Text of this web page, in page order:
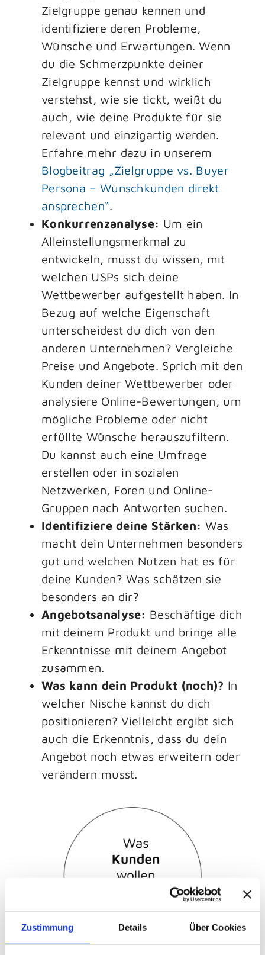
Zustimmung Details Über Cookies
Zielgruppe genau kennen und
identifiziere deren Probleme,
Wünsche und Erwartungen. Wenn
du die Schmerzpunkte deiner
Zielgruppe kennst und wirklich
verstehst, wie sie tickt, weißt du
auch, wie deine Produkte für sie
relevant und einzigartig werden.
Erfahre mehr dazu in unserem
Blogbeitrag „Zielgruppe vs. Buyer
Persona – Wunschkunden direkt
ansprechen“.
Konkurrenzanalyse: Um ein
Alleinstellungsmerkmal zu
entwickeln, musst du wissen, mit
welchen USPs sich deine
Wettbewerber aufgestellt haben. In
Bezug auf welche Eigenschaft
unterscheidest du dich von den
anderen Unternehmen? Vergleiche
Preise und Angebote. Sprich mit den
Kunden deiner Wettbewerber oder
analysiere Online-Bewertungen, um
mögliche Probleme oder nicht
erfüllte Wünsche herauszufiltern.
Du kannst auch eine Umfrage
erstellen oder in sozialen
Netzwerken, Foren und Online-
Gruppen nach Antworten suchen.
Identifiziere deine Stärken: Was
macht dein Unternehmen besonders
gut und welchen Nutzen hat es für
deine Kunden? Was schätzen sie
besonders an dir?
Angebotsanalyse: Beschäftige dich
mit deinem Produkt und bringe alle
Erkenntnisse mit deinem Angebot
zusammen.
Was kann dein Produkt (noch)? In
welcher Nische kannst du dich
positionieren? Vielleicht ergibt sich
auch die Erkenntnis, dass du dein
Angebot noch etwas erweitern oder
verändern musst.